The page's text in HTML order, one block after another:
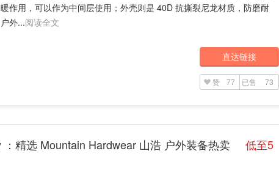
作用，可以作为中间层使用；外壳则是 40D 抗撕裂尼龙材质，防磨耐
外...阅读全文
直达链接
赞 77 已售 73
：精选 Mountain Hardwear 山浩 户外装备热卖
低至5